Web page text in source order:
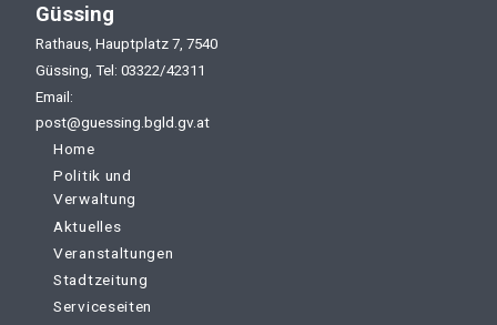
Güssing
Rathaus, Hauptplatz 7, 7540
Güssing, Tel: 03322/42311
Email:
post@guessing.bgld.gv.at
Home
Politik und
Verwaltung
Aktuelles
Veranstaltungen
Stadtzeitung
Serviceseiten